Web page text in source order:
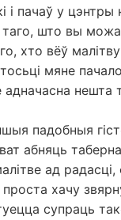
і пачаў у
таго, што вы
хто вёў
мяне
адначасна нешта
падобныя
абняць
ад
хачу
супраць